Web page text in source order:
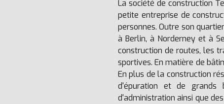
La société de construction
petite entreprise de
personnes. Outre son
à Berlin, à Norderney et à
construction de routes, les
sportives. En matière de
En plus de la construction
d'épuration et de grands
d'administration ainsi que